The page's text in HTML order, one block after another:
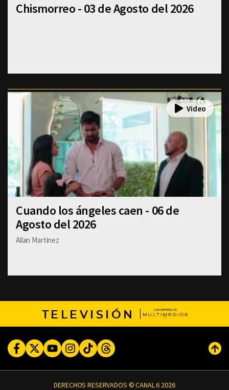
Chismorreo - 03 de Agosto del 2026
Cuando los ángeles caen - 06 de
Agosto del 2026
Allan Martinez
TELEVISIÓN
FacebookTwitterYoutubeInstagram
TikTokThreads
DERECHOS RESERVADOS © CANAL 6 2026